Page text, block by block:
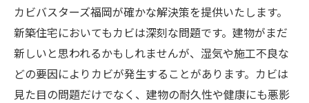
カビバスターズ福岡が確かな解決策を提供いたします。
新築住宅においてもカビは深刻な問題です。建物がまだ
新しいと思われるかもしれませんが、湿気や施工不良な
どの要因によりカビが発生することがあります。カビは
見た目の問題だけでなく、建物の耐久性や健康にも悪影